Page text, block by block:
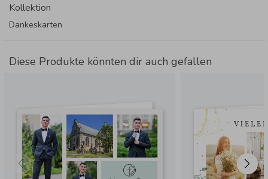
Kollektion
Dankeskarten
Diese Produkte könnten dir auch gefallen